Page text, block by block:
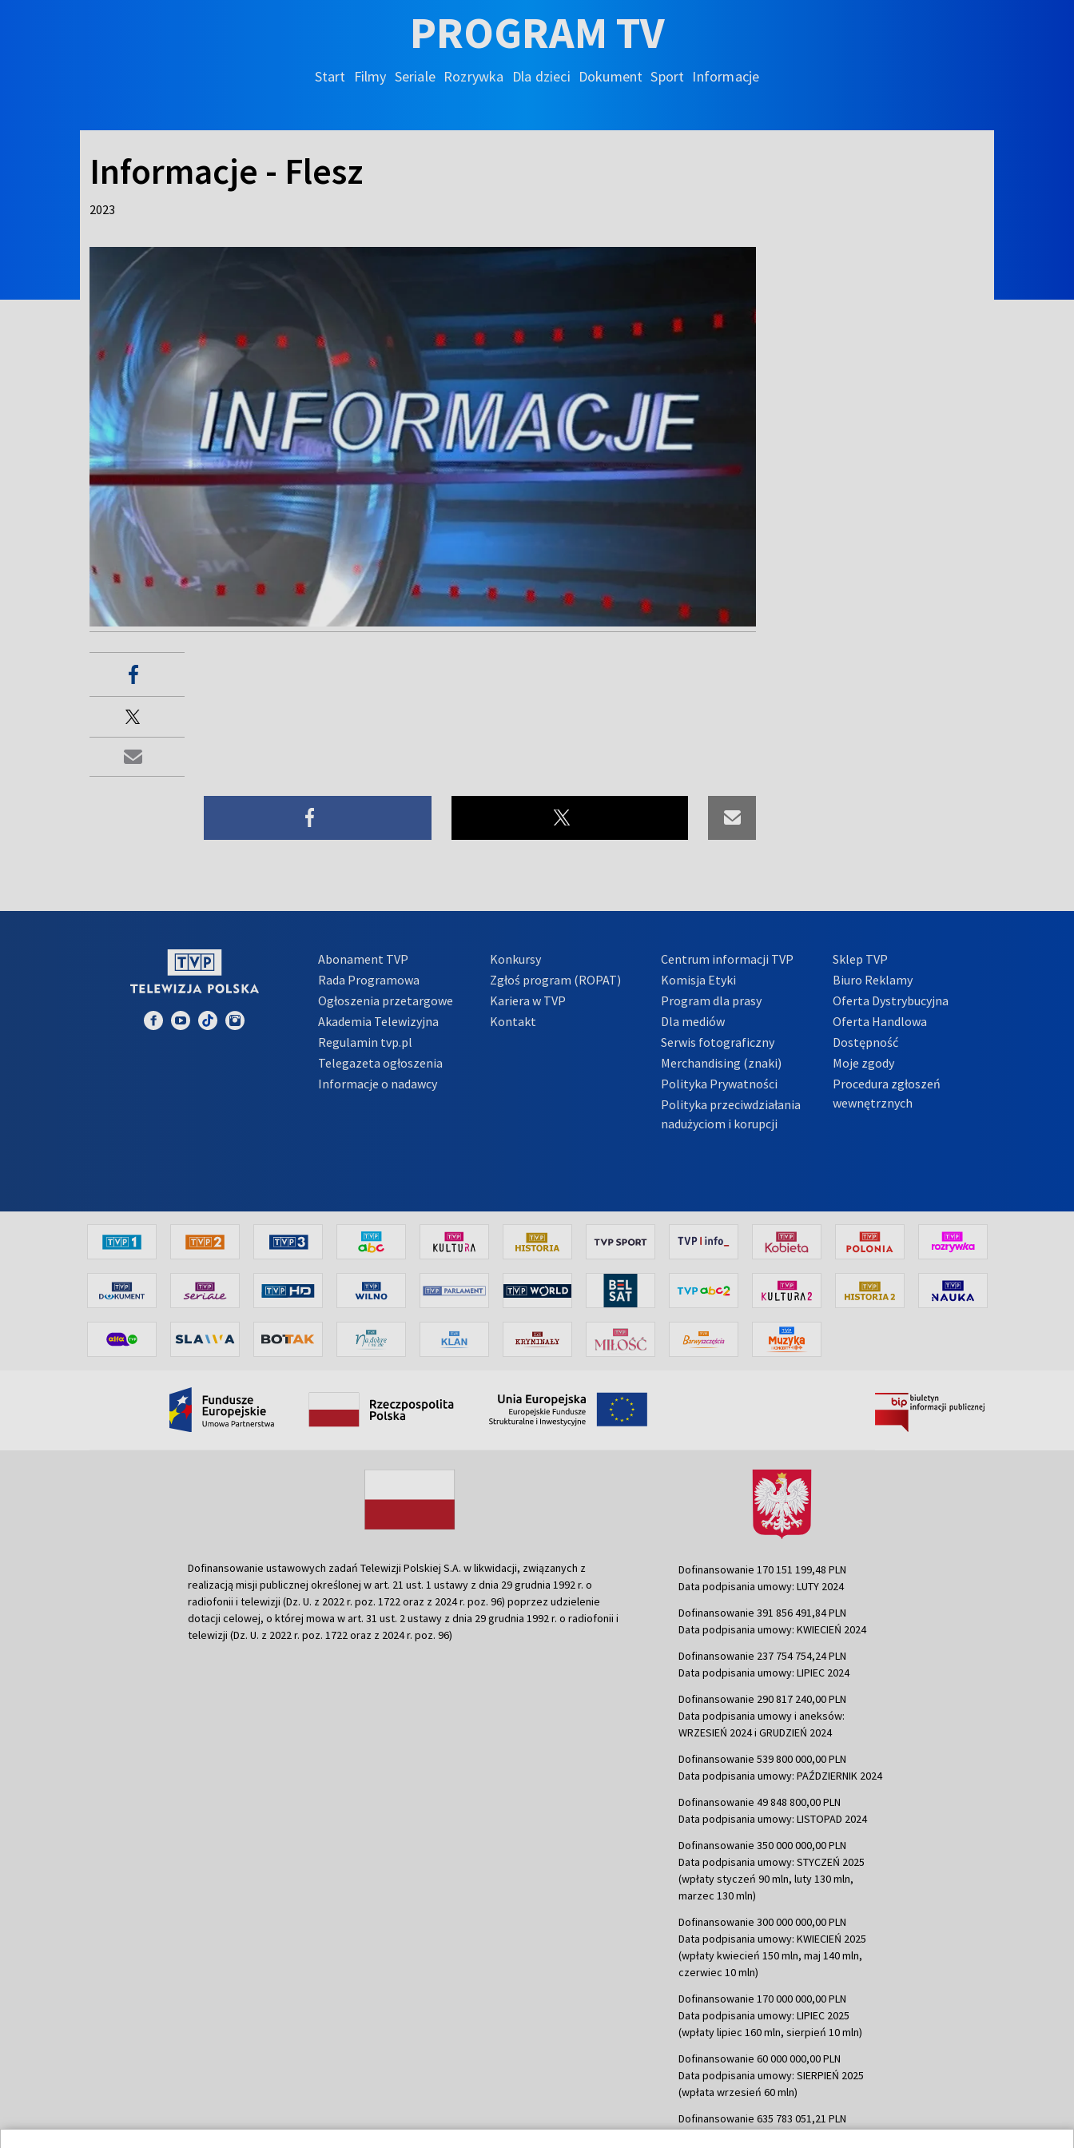
PROGRAM TV
Start Filmy Seriale Rozrywka Dla dzieci Dokument Sport Informacje
Informacje - Flesz
2023
Abonament TVP
Rada Programowa
Ogłoszenia przetargowe
Akademia Telewizyjna
Regulamin tvp.pl
Telegazeta ogłoszenia
Informacje o nadawcy
Konkursy
Zgłoś program (ROPAT)
Kariera w TVP
Kontakt
Centrum informacji TVP
Komisja Etyki
Program dla prasy
Dla mediów
Serwis fotograficzny
Merchandising (znaki)
Polityka Prywatności
Polityka przeciwdziałania
nadużyciom i korupcji
Sklep TVP
Biuro Reklamy
Oferta Dystrybucyjna
Oferta Handlowa
Dostępność
Moje zgody
Procedura zgłoszeń
wewnętrznych
Dofinansowanie ustawowych zadań Telewizji Polskiej S.A. w likwidacji, związanych z
realizacją misji publicznej określonej w art. 21 ust. 1 ustawy z dnia 29 grudnia 1992 r. o
radiofonii i telewizji (Dz. U. z 2022 r. poz. 1722 oraz z 2024 r. poz. 96) poprzez udzielenie
dotacji celowej, o której mowa w art. 31 ust. 2 ustawy z dnia 29 grudnia 1992 r. o radiofonii i
telewizji (Dz. U. z 2022 r. poz. 1722 oraz z 2024 r. poz. 96)
Dofinansowanie 170 151 199,48 PLN
Data podpisania umowy: LUTY 2024
Dofinansowanie 391 856 491,84 PLN
Data podpisania umowy: KWIECIEŃ 2024
Dofinansowanie 237 754 754,24 PLN
Data podpisania umowy: LIPIEC 2024
Dofinansowanie 290 817 240,00 PLN
Data podpisania umowy i aneksów:
WRZESIEŃ 2024 i GRUDZIEŃ 2024
Dofinansowanie 539 800 000,00 PLN
Data podpisania umowy: PAŹDZIERNIK 2024
Dofinansowanie 49 848 800,00 PLN
Data podpisania umowy: LISTOPAD 2024
Dofinansowanie 350 000 000,00 PLN
Data podpisania umowy: STYCZEŃ 2025
(wpłaty styczeń 90 mln, luty 130 mln,
marzec 130 mln)
Dofinansowanie 300 000 000,00 PLN
Data podpisania umowy: KWIECIEŃ 2025
(wpłaty kwiecień 150 mln, maj 140 mln,
czerwiec 10 mln)
Dofinansowanie 170 000 000,00 PLN
Data podpisania umowy: LIPIEC 2025
(wpłaty lipiec 160 mln, sierpień 10 mln)
Dofinansowanie 60 000 000,00 PLN
Data podpisania umowy: SIERPIEŃ 2025
(wpłata wrzesień 60 mln)
Dofinansowanie 635 783 051,21 PLN